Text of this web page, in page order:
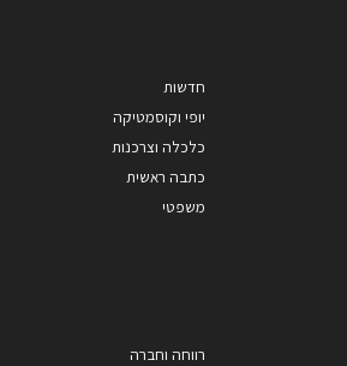
חדשות
יופי וקוסמטיקה
כלכלה וצרכנות
כתבה ראשית
משפטי
רווחה וחברה